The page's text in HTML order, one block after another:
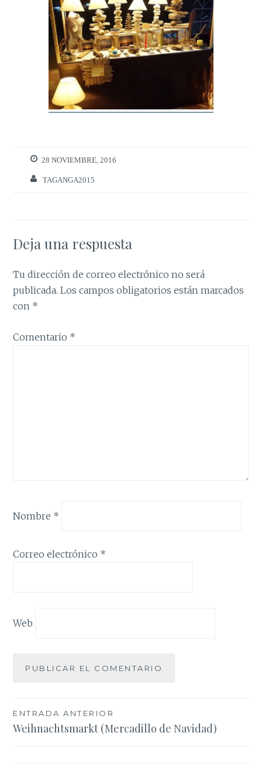
28 NOVIEMBRE, 2016
TAGANGA2015
Deja una respuesta
Tu dirección de correo electrónico no será
publicada. Los campos obligatorios están marcados
con *
Comentario *
Nombre *
Correo electrónico *
Web
Navegación
de
ENTRADA ANTERIOR
Weihnachtsmarkt (Mercadillo de Navidad)